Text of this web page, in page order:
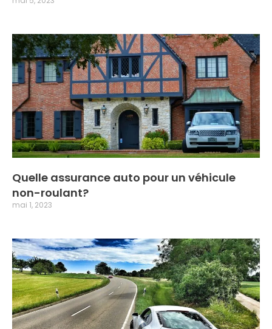
Quelle assurance auto pour un véhicule
non-roulant?
mai 1, 2023